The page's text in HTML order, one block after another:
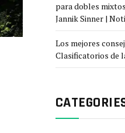
para dobles
Jannik Sinner |
Los mejores
Clasificatorios de